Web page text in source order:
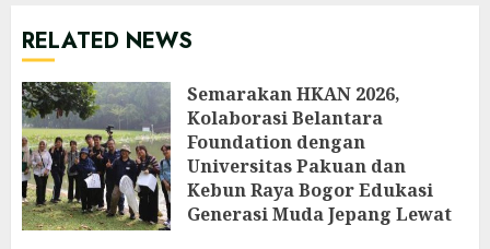
RELATED NEWS
Semarakan HKAN 2026,
Kolaborasi Belantara
Foundation dengan
Universitas Pakuan dan
Kebun Raya Bogor Edukasi
Generasi Muda Jepang Lewat